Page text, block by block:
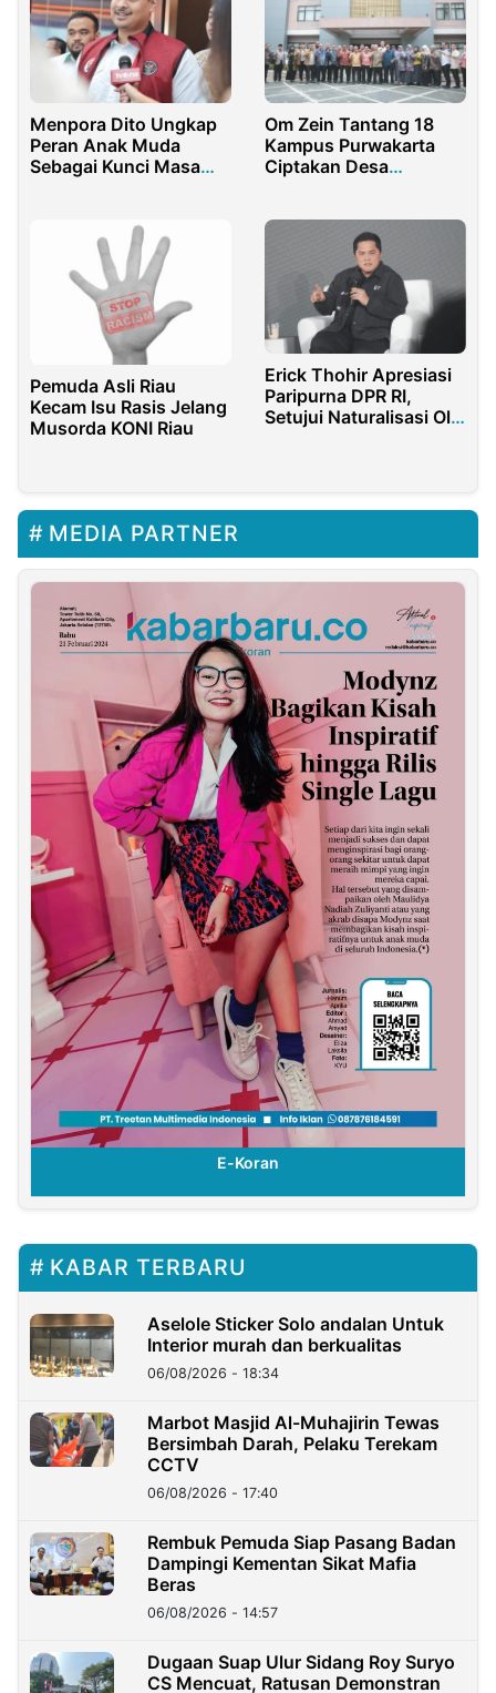
Menpora Dito Ungkap
Peran Anak Muda
Sebagai Kunci Masa
Om Zein Tantang 18
Kampus Purwakarta
Ciptakan Desa
Pemuda Asli Riau
Kecam Isu Rasis Jelang
Musorda KONI Riau
Erick Thohir Apresiasi
Paripurna DPR RI,
Setujui Naturalisasi Ole
MEDIA PARTNER
E-Koran
KABAR TERBARU
Aselole Sticker Solo andalan Untuk
Interior murah dan berkualitas
06/08/2026 - 18:34
Marbot Masjid Al-Muhajirin Tewas
Bersimbah Darah, Pelaku Terekam
CCTV
06/08/2026 - 17:40
Rembuk Pemuda Siap Pasang Badan
Dampingi Kementan Sikat Mafia
Beras
06/08/2026 - 14:57
Dugaan Suap Ulur Sidang Roy Suryo
CS Mencuat, Ratusan Demonstran